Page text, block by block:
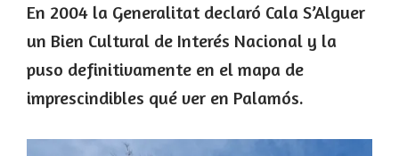
En 2004 la Generalitat declaró Cala S’Alguer
un Bien Cultural de Interés Nacional y la
puso definitivamente en el mapa de
imprescindibles qué ver en Palamós.